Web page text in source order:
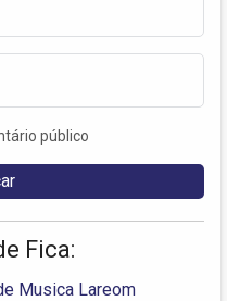
público
Fica:
Musica Lareom